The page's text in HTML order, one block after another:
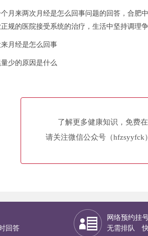
来两次月经是怎么回事问题的回答，合肥
规的医院接受系统的治疗，生活中坚持调理
月经是怎么回事
少的原因是什么
了解更多健康知识，免费
请关注微信公众号（hfzsyyfck
回答
网络预约挂
无需排队